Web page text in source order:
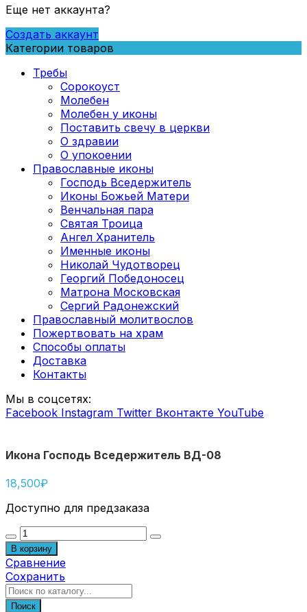
Еще нет аккаунта?
Создать аккаунт
Категории товаров
Требы
Сорокоуст
Молебен
Молебен у иконы
Поставить свечу в церкви
О здравии
О упокоении
Православные иконы
Господь Вседержитель
Иконы Божьей Матери
Венчальная пара
Святая Троица
Ангел Хранитель
Именные иконы
Николай Чудотворец
Георгий Победоносец
Матрона Московская
Сергий Радонежский
Православный молитвослов
Пожертвовать на храм
Способы оплаты
Доставка
Контакты
Мы в соцсетях:
Facebook Instagram Twitter Вконтакте YouTube
Икона Господь Вседержитель ВД-08
18,500₽
Доступно для предзаказа
Количество
товара
Икона
Господь
Вседержитель
ВД-08
В корзину
Сравнение
Сохранить
Поиск